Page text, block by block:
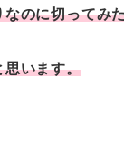
のに切ってみ
思います。